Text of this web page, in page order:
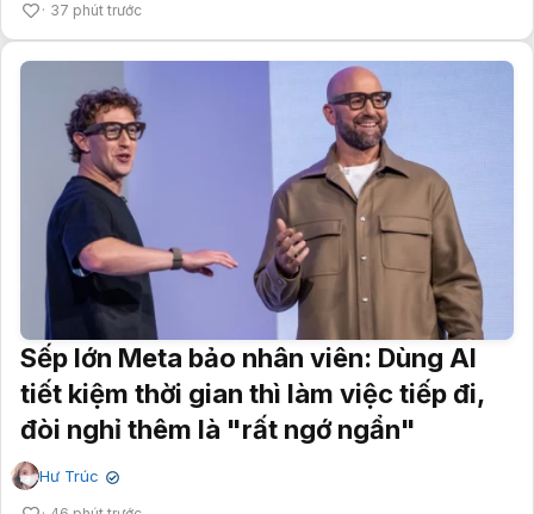
37 phút trước
Sếp lớn Meta bảo nhân viên: Dùng AI
tiết kiệm thời gian thì làm việc tiếp đi,
đòi nghỉ thêm là "rất ngớ ngẩn"
Hư Trúc ✔